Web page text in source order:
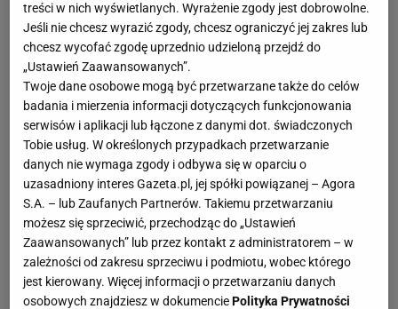
treści w nich wyświetlanych. Wyrażenie zgody jest dobrowolne.
Jeśli nie chcesz wyrazić zgody, chcesz ograniczyć jej zakres lub
chcesz wycofać zgodę uprzednio udzieloną przejdź do
„Ustawień Zaawansowanych”.
Twoje dane osobowe mogą być przetwarzane także do celów
badania i mierzenia informacji dotyczących funkcjonowania
serwisów i aplikacji lub łączone z danymi dot. świadczonych
Tobie usług. W określonych przypadkach przetwarzanie
danych nie wymaga zgody i odbywa się w oparciu o
uzasadniony interes Gazeta.pl, jej spółki powiązanej – Agora
S.A. – lub Zaufanych Partnerów. Takiemu przetwarzaniu
możesz się sprzeciwić, przechodząc do „Ustawień
Zaawansowanych” lub przez kontakt z administratorem – w
zależności od zakresu sprzeciwu i podmiotu, wobec którego
jest kierowany. Więcej informacji o przetwarzaniu danych
osobowych znajdziesz w dokumenciePolityka Prywatności